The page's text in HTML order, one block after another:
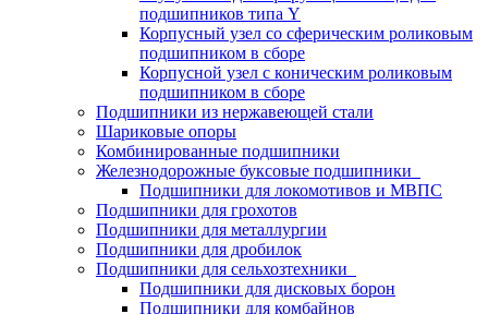
подшипников типа Y
Корпусный узел со сферическим роликовым
подшипником в сборе
Корпусной узел с коническим роликовым
подшипником в сборе
Подшипники из нержавеющей стали
Шариковые опоры
Комбинированные подшипники
Железнодорожные буксовые подшипники
Подшипники для локомотивов и МВПС
Подшипники для грохотов
Подшипники для металлургии
Подшипники для дробилок
Подшипники для сельхозтехники
Подшипники для дисковых борон
Подшипники для комбайнов